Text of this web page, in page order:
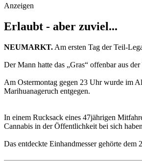
Anzeigen
Erlaubt - aber zuviel...
NEUMARKT. Am ersten Tag der Teil-
Der Mann hatte das „Gras“ offenbar aus
Am Ostermontag gegen 23 Uhr wurde im
Marihuanageruch entgegen.
In einem Rucksack eines 47jährigen
Cannabis in der Öffentlichkeit bei sich
Das entdeckte Einhandmesser gehörte